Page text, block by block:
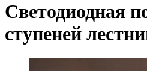
Светодиодная
ступеней